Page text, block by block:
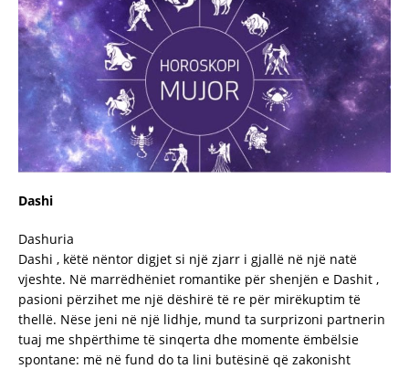
Dashi
Dashuria
Dashi , këtë nëntor digjet si një zjarr i gjallë në një natë
vjeshte. Në marrëdhëniet romantike për shenjën e Dashit ,
pasioni përzihet me një dëshirë të re për mirëkuptim të
thellë. Nëse jeni në një lidhje, mund ta surprizoni partnerin
tuaj me shpërthime të sinqerta dhe momente ëmbëlsie
spontane: më në fund do ta lini butësinë që zakonisht